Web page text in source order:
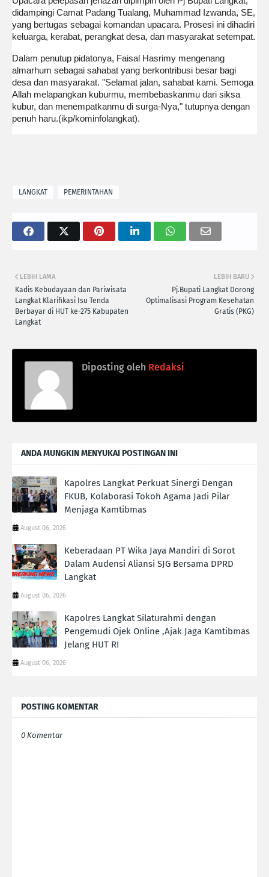
didampingi Camat Padang Tualang, Muhammad Izwanda, SE,
yang bertugas sebagai komandan upacara. Prosesi ini dihadiri
keluarga, kerabat, perangkat desa, dan masyarakat setempat.
Dalam penutup pidatonya, Faisal Hasrimy mengenang
almarhum sebagai sahabat yang berkontribusi besar bagi
desa dan masyarakat. "Selamat jalan, sahabat kami. Semoga
Allah melapangkan kuburmu, membebaskanmu dari siksa
kubur, dan menempatkanmu di surga-Nya," tutupnya dengan
penuh haru.(ikp/kominfolangkat).
LANGKAT PEMERINTAHAN
LEBIH BARU
Pj.Bupati Langkat Dorong
Optimalisasi Program Kesehatan
Gratis (PKG)
LEBIH LAMA
Kadis Kebudayaan dan Pariwisata
Langkat Klarifikasi Isu Tenda
Berbayar di HUT ke-275 Kabupaten
Langkat
Diposting oleh Redaksi
ANDA MUNGKIN MENYUKAI POSTINGAN INI
Kapolres Langkat Perkuat Sinergi Dengan
FKUB, Kolaborasi Tokoh Agama Jadi Pilar
Menjaga Kamtibmas
August 06, 2026
Keberadaan PT Wika Jaya Mandiri di Sorot
Dalam Audensi Aliansi SJG Bersama DPRD
Langkat
August 06, 2026
Kapolres Langkat Silaturahmi dengan
Pengemudi Ojek Online ,Ajak Jaga Kamtibmas
Jelang HUT RI
August 06, 2026
POSTING KOMENTAR
0 Komentar